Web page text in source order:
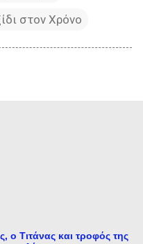
στον Χρόνο
ο Τιτάνας και τροφός της